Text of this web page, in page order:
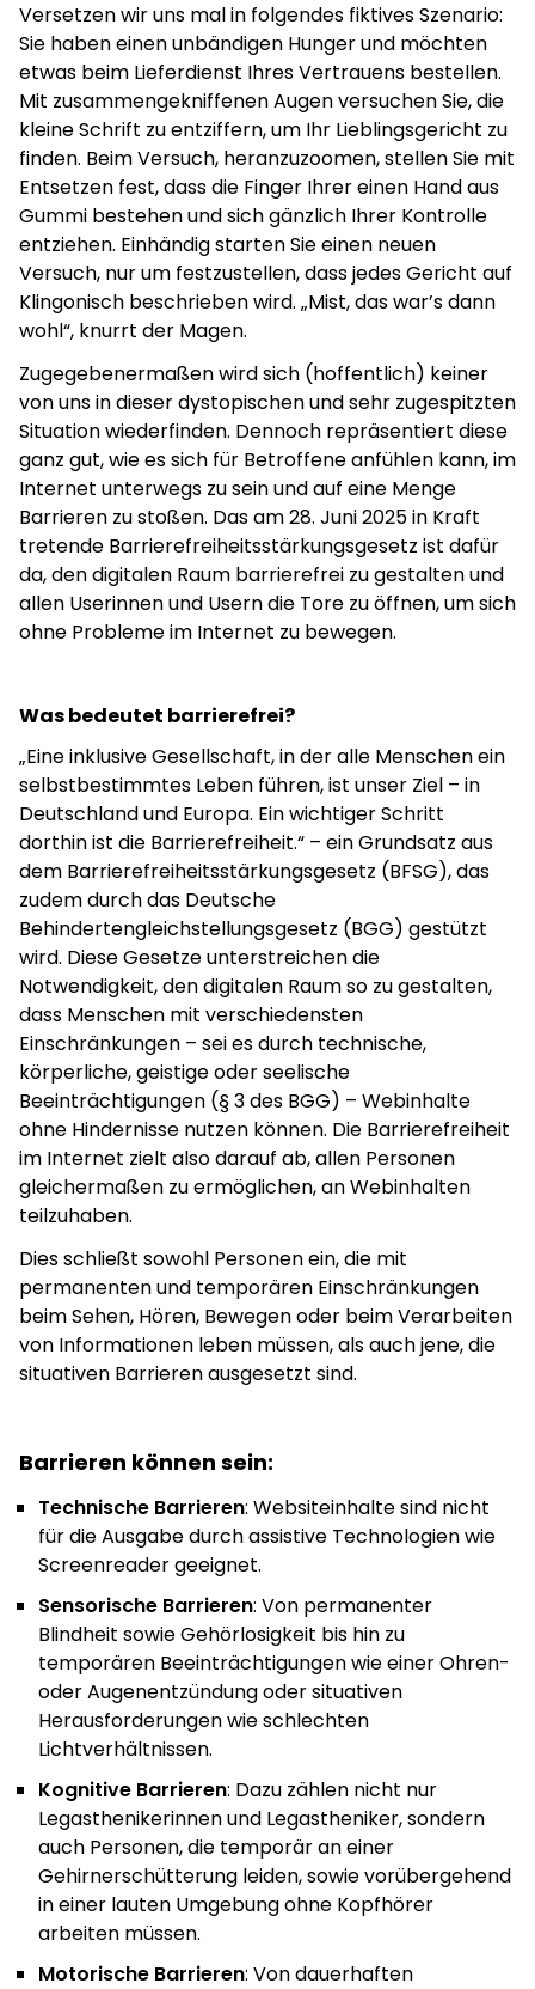
Versetzen wir uns mal in folgendes fiktives Szenario:
Sie haben einen unbändigen Hunger und möchten
etwas beim Lieferdienst Ihres Vertrauens bestellen.
Mit zusammengekniffenen Augen versuchen Sie, die
kleine Schrift zu entziffern, um Ihr Lieblingsgericht zu
finden. Beim Versuch, heranzuzoomen, stellen Sie mit
Entsetzen fest, dass die Finger Ihrer einen Hand aus
Gummi bestehen und sich gänzlich Ihrer Kontrolle
entziehen. Einhändig starten Sie einen neuen
Versuch, nur um festzustellen, dass jedes Gericht auf
Klingonisch beschrieben wird. „Mist, das war’s dann
wohl“, knurrt der Magen.
Zugegebenermaßen wird sich (hoffentlich) keiner
von uns in dieser dystopischen und sehr zugespitzten
Situation wiederfinden. Dennoch repräsentiert diese
ganz gut, wie es sich für Betroffene anfühlen kann, im
Internet unterwegs zu sein und auf eine Menge
Barrieren zu stoßen. Das am 28. Juni 2025 in Kraft
tretende Barrierefreiheitsstärkungsgesetz ist dafür
da, den digitalen Raum barrierefrei zu gestalten und
allen Userinnen und Usern die Tore zu öffnen, um sich
ohne Probleme im Internet zu bewegen.
Was bedeutet barrierefrei?
„Eine inklusive Gesellschaft, in der alle Menschen ein
selbstbestimmtes Leben führen, ist unser Ziel – in
Deutschland und Europa. Ein wichtiger Schritt
dorthin ist die Barrierefreiheit.“ – ein Grundsatz aus
dem Barrierefreiheitsstärkungsgesetz (BFSG), das
zudem durch das Deutsche
Behindertengleichstellungsgesetz (BGG) gestützt
wird. Diese Gesetze unterstreichen die
Notwendigkeit, den digitalen Raum so zu gestalten,
dass Menschen mit verschiedensten
Einschränkungen – sei es durch technische,
körperliche, geistige oder seelische
Beeinträchtigungen (§ 3 des BGG) – Webinhalte
ohne Hindernisse nutzen können. Die Barrierefreiheit
im Internet zielt also darauf ab, allen Personen
gleichermaßen zu ermöglichen, an Webinhalten
teilzuhaben.
Dies schließt sowohl Personen ein, die mit
permanenten und temporären Einschränkungen
beim Sehen, Hören, Bewegen oder beim Verarbeiten
von Informationen leben müssen, als auch jene, die
situativen Barrieren ausgesetzt sind.
Barrieren können sein:
Technische Barrieren: Websiteinhalte sind nicht
für die Ausgabe durch assistive Technologien wie
Screenreader geeignet.
Sensorische Barrieren: Von permanenter
Blindheit sowie Gehörlosigkeit bis hin zu
temporären Beeinträchtigungen wie einer Ohren-
oder Augenentzündung oder situativen
Herausforderungen wie schlechten
Lichtverhältnissen.
Kognitive Barrieren: Dazu zählen nicht nur
Legasthenikerinnen und Legastheniker, sondern
auch Personen, die temporär an einer
Gehirnerschütterung leiden, sowie vorübergehend
in einer lauten Umgebung ohne Kopfhörer
arbeiten müssen.
Motorische Barrieren: Von dauerhaften